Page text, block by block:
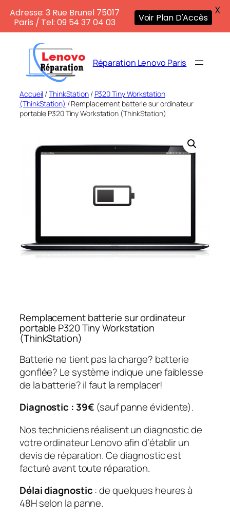
contenu
Réparation Lenovo Paris
Accueil /ThinkStation/ P320 Tiny Workstation
(ThinkStation) / Remplacement batterie sur ordinateur
portable P320 Tiny Workstation (ThinkStation)
Remplacement batterie sur ordinateur
portable P320 Tiny Workstation
(ThinkStation)
Batterie ne tient pas la charge? batterie
gonflée? Le système indique une faiblesse
de la batterie? il faut la remplacer!
Diagnostic : 39€ (sauf panne évidente).
Nos techniciens réalisent un diagnostic de
votre ordinateur Lenovo afin d’établir un
devis de réparation. Ce diagnostic est
facturé avant toute réparation.
Délai diagnostic : de quelques heures à
48H selon la panne.
Adresse: 3 Rue Brunel 75017
Paris / Tel: 09 54 37 04 03
Voir Plan D'Accès
X